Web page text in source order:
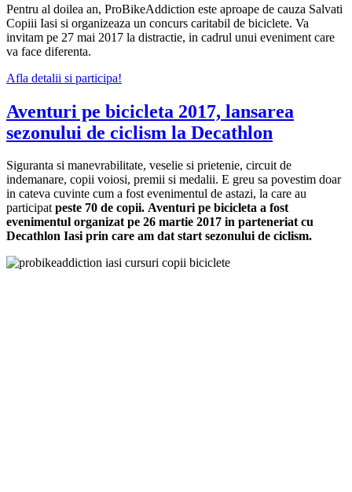
Pentru al doilea an, ProBikeAddiction este aproape de cauza Salvati
Copiii Iasi si organizeaza un concurs caritabil de biciclete. Va
invitam pe 27 mai 2017 la distractie, in cadrul unui eveniment care
va face diferenta.
Afla detalii si participa!
Aventuri pe bicicleta 2017, lansarea
sezonului de ciclism la Decathlon
Siguranta si manevrabilitate, veselie si prietenie, circuit de
indemanare, copii voiosi, premii si medalii. E greu sa povestim doar
in cateva cuvinte cum a fost evenimentul de astazi, la care au
participatpeste 70 de copii. Aventuri pe bicicleta a fost
evenimentul organizat pe 26 martie 2017 in parteneriat cu
Decathlon Iasi prin care am dat start sezonului de ciclism.